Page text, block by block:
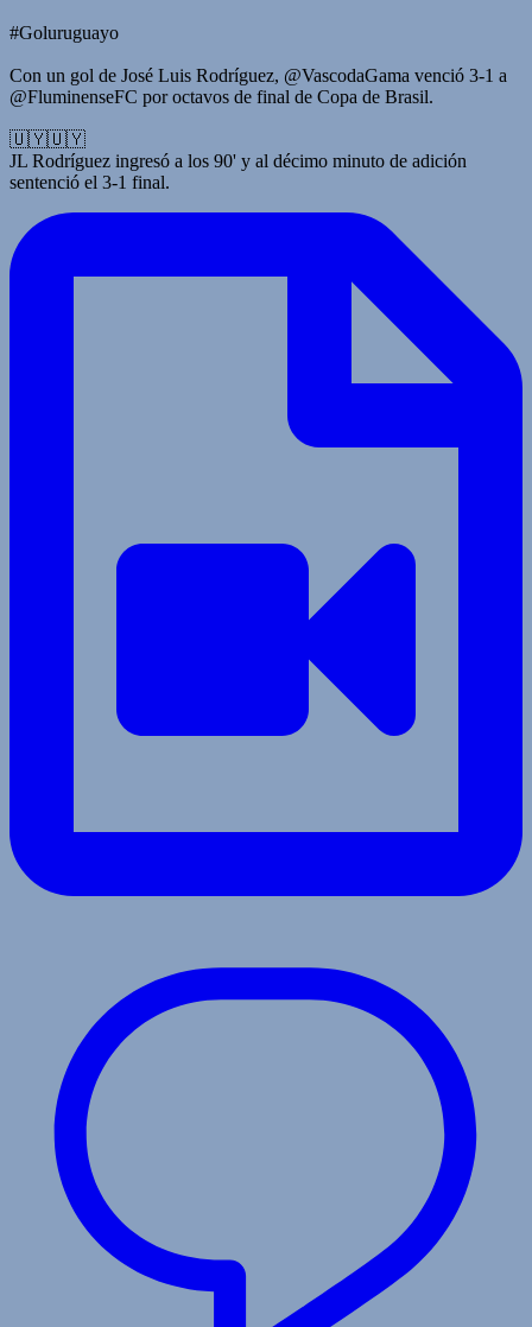
#Goluruguayo
Con un gol de José Luis Rodríguez, @VascodaGama venció 3-1 a
@FluminenseFC por octavos de final de Copa de Brasil.
🇺🇾🇺🇾
JL Rodríguez ingresó a los 90' y al décimo minuto de adición
sentenció el 3-1 final.